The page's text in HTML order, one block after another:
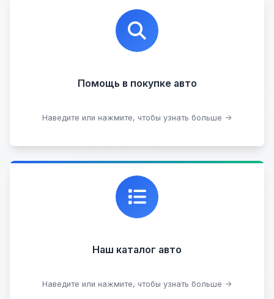
Помощь в покупке авто
Наведите или нажмите, чтобы узнать больше →
Профессиональная помощь в выборе автомобиля
на любых торговых площадках с проверкой
юридической чистоты.
Подобрать авто
Наш каталог авто
Наведите или нажмите, чтобы узнать больше →
Каталог проверенных автомобилей в отличном
состоянии, где вы можете найти подробную
информацию о каждом авто.
Посмотреть каталог